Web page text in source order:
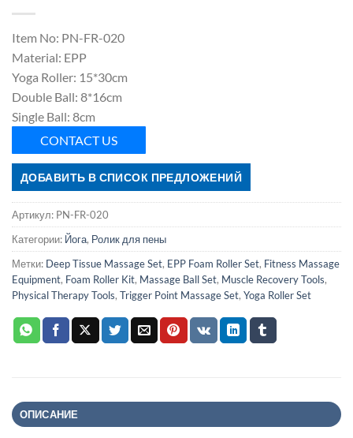
Item No: PN-FR-020
Material: EPP
Yoga Roller: 15*30cm
Double Ball: 8*16cm
Single Ball: 8cm
CONTACT US
ДОБАВИТЬ В СПИСОК ПРЕДЛОЖЕНИЙ
Артикул: PN-FR-020
Категории: Йога, Ролик для пены
Метки: Deep Tissue Massage Set, EPP Foam Roller Set, Fitness Massage
Equipment, Foam Roller Kit, Massage Ball Set, Muscle Recovery Tools,
Physical Therapy Tools, Trigger Point Massage Set, Yoga Roller Set
ОПИСАНИЕ